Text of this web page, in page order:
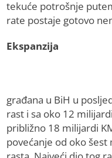
tekuće potrošnje
rate postaje gotovo
Ekspanzija
građana u BiH u
rast i sa oko 12
približno 18 milijardi
povećanje od oko